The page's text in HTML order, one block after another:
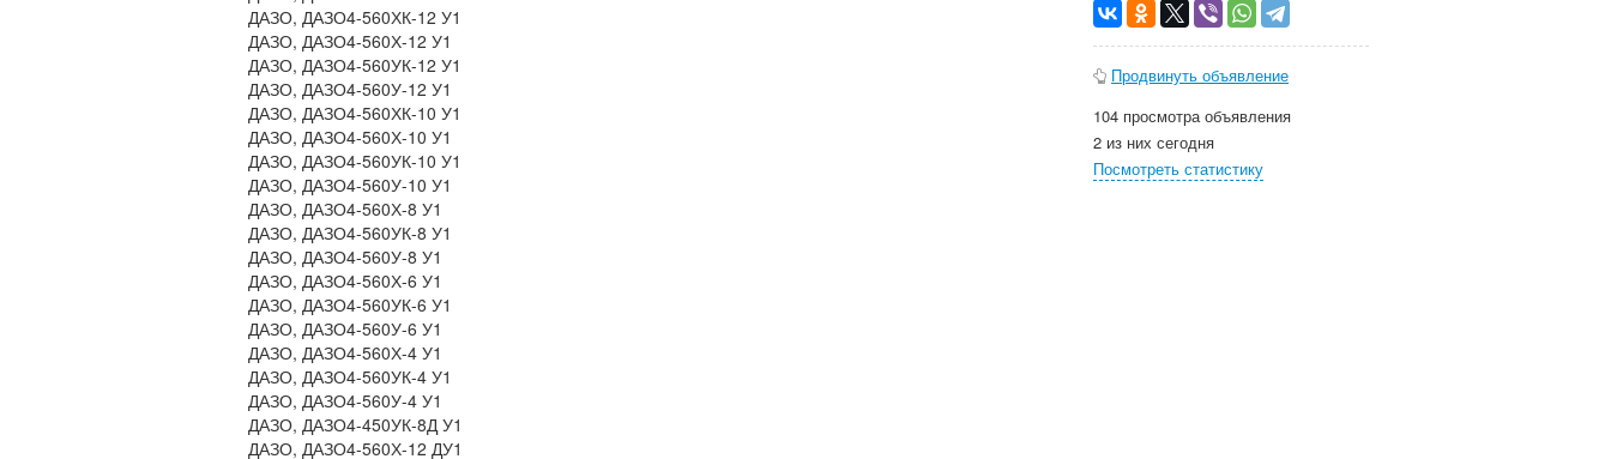
ДАЗО, ДАЗО4-560ХК-12 У1
ДАЗО, ДАЗО4-560Х-12 У1
ДАЗО, ДАЗО4-560УК-12 У1
ДАЗО, ДАЗО4-560У-12 У1
ДАЗО, ДАЗО4-560ХК-10 У1
ДАЗО, ДАЗО4-560Х-10 У1
ДАЗО, ДАЗО4-560УК-10 У1
ДАЗО, ДАЗО4-560У-10 У1
ДАЗО, ДАЗО4-560Х-8 У1
ДАЗО, ДАЗО4-560УК-8 У1
ДАЗО, ДАЗО4-560У-8 У1
ДАЗО, ДАЗО4-560Х-6 У1
ДАЗО, ДАЗО4-560УК-6 У1
ДАЗО, ДАЗО4-560У-6 У1
ДАЗО, ДАЗО4-560Х-4 У1
ДАЗО, ДАЗО4-560УК-4 У1
ДАЗО, ДАЗО4-560У-4 У1
ДАЗО, ДАЗО4-450УК-8Д У1
ДАЗО, ДАЗО4-560Х-12 ДУ1
Продвинуть объявление
104 просмотра объявления
2 из них сегодня
Посмотреть статистику